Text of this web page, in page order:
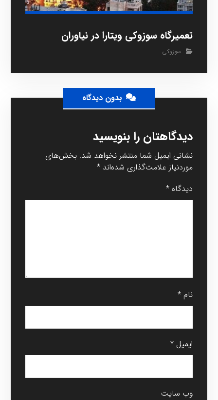
تعمیرگاه سوزوکی ویتارا در نیاوران
سوزوکی
بدون دیدگاه
دیدگاهتان را بنویسید
نشانی ایمیل شما منتشر نخواهد شد. بخش‌های
موردنیاز علامت‌گذاری شده‌اند*
دیدگاه*
نام*
ایمیل*
وب‌ سایت